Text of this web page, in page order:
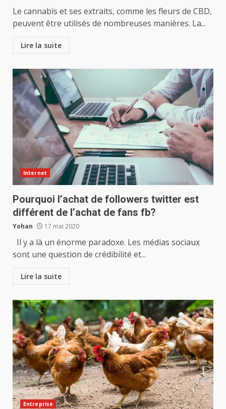
Le cannabis et ses extraits, comme les fleurs de CBD,
peuvent être utilisés de nombreuses manières. La...
Lire la suite
Internet
Pourquoi l’achat de followers twitter est
différent de l’achat de fans fb?
Yohan 17 mai 2020
Il y a là un énorme paradoxe. Les médias sociaux
sont une question de crédibilité et...
Lire la suite
Entreprise